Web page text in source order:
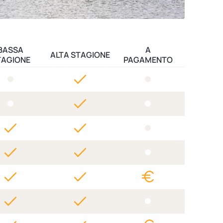
ALTA STAGIONE
A
PAGAMENTO